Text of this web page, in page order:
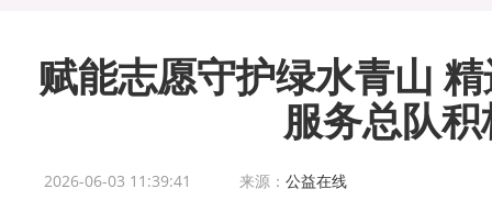
赋能志愿守护绿水青山
服务总队
2026-06-03 11:39:41 来源： 公益在线